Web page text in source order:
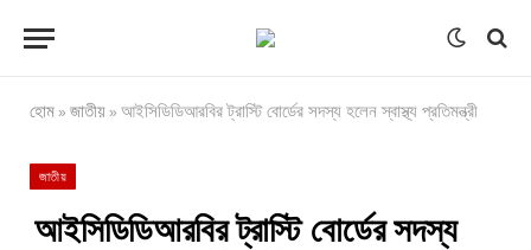
হোম » জাতীয় » আইসিডিডিআরবির ট্রাস্টি বোর্ডের সদস্য হলেন স্বাস্থ্য প্রতিমন্ত্রী
জাতীয়
আইসিডিডিআরবির ট্রাস্টি বোর্ডের সদস্য